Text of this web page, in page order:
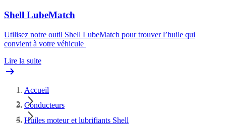
Shell LubeMatch
Utilisez notre outil Shell LubeMatch pour trouver l’huile qui
convient à votre véhicule
Lire la suite
Accueil
Conducteurs
Huiles moteur et lubrifiants Shell